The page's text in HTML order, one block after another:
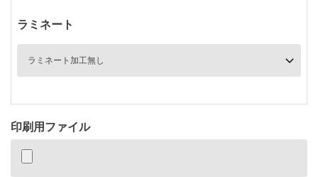
ラミネート
印刷用ファイル